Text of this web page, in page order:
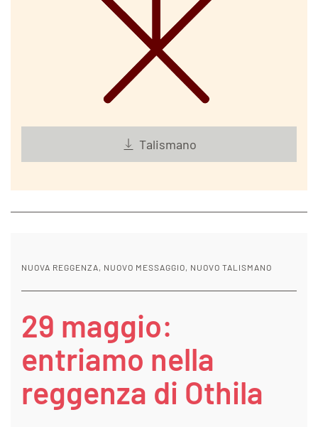
Talismano
NUOVA REGGENZA, NUOVO MESSAGGIO, NUOVO TALISMANO
29 maggio:
entriamo nella
reggenza di Othila